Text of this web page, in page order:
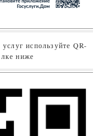
используйте QR-
ниже